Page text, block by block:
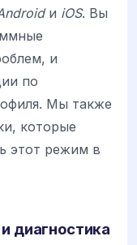
и iOS. Вы
и
по
Мы также
которые
этот режим в
диагностика